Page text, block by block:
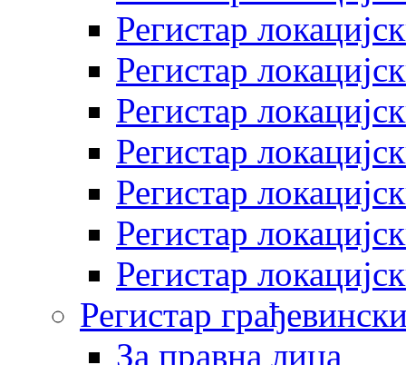
Регистар
Регистар
Регистар
Регистар
Регистар
Регистар
Регистар
Регистар
За правна лица